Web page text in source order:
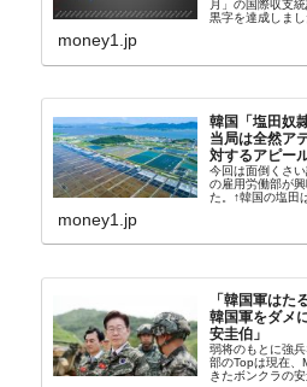
月」の国際収支
黒字を達成しま
の傾向ペンでフ
の経常収支です
money1.jp
韓国「塩田奴
当局は全然ア
対するアピー
今回は面倒くさ
の雇用労働部が
た。↑韓国の塩田
たといわれます
money1.jp
「韓国軍は
韓国軍をダメ
安圭伯」
弱将のもとに強
部のTopは現在、
きたボンクラの